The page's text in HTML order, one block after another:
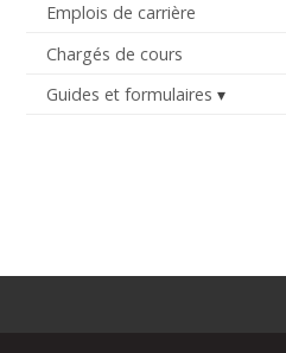
Emplois de carrière
Chargés de cours
Guides et formulaires